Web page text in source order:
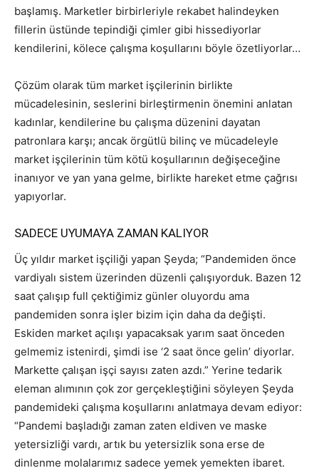
başlamış. Marketler birbirleriyle rekabet halindeyken
fillerin üstünde tepindiği çimler gibi hissediyorlar
kendilerini, kölece çalışma koşullarını böyle özetliyorlar…
Çözüm olarak tüm market işçilerinin birlikte
mücadelesinin, seslerini birleştirmenin önemini anlatan
kadınlar, kendilerine bu çalışma düzenini dayatan
patronlara karşı; ancak örgütlü bilinç ve mücadeleyle
market işçilerinin tüm kötü koşullarının değişeceğine
inanıyor ve yan yana gelme, birlikte hareket etme çağrısı
yapıyorlar.
SADECE UYUMAYA ZAMAN KALIYOR
Üç yıldır market işçiliği yapan Şeyda; “Pandemiden önce
vardiyalı sistem üzerinden düzenli çalışıyorduk. Bazen 12
saat çalışıp full çektiğimiz günler oluyordu ama
pandemiden sonra işler bizim için daha da değişti.
Eskiden market açılışı yapacaksak yarım saat önceden
gelmemiz istenirdi, şimdi ise ‘2 saat önce gelin’ diyorlar.
Markette çalışan işçi sayısı zaten azdı.” Yerine tedarik
eleman alımının çok zor gerçekleştiğini söyleyen Şeyda
pandemideki çalışma koşullarını anlatmaya devam ediyor:
“Pandemi başladığı zaman zaten eldiven ve maske
yetersizliği vardı, artık bu yetersizlik sona erse de
dinlenme molalarımız sadece yemek yemekten ibaret.